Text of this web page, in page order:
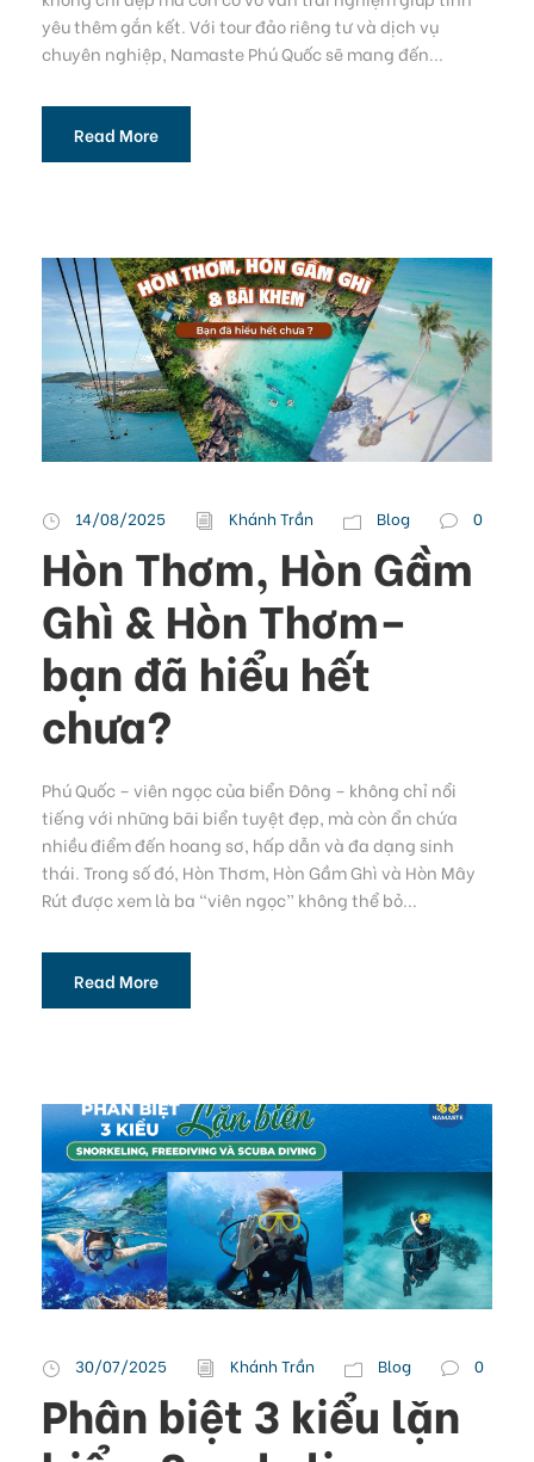
yêu thêm gắn kết. Với tour đảo riêng tư và dịch vụ
chuyên nghiệp, Namaste Phú Quốc sẽ mang đến...
Read More
14/08/2025 Khánh Trần Blog 0
Hòn Thơm, Hòn Gầm
Ghì & Hòn Thơm–
bạn đã hiểu hết
chưa?
Phú Quốc – viên ngọc của biển Đông – không chỉ nổi
tiếng với những bãi biển tuyệt đẹp, mà còn ẩn chứa
nhiều điểm đến hoang sơ, hấp dẫn và đa dạng sinh
thái. Trong số đó, Hòn Thơm, Hòn Gầm Ghì và Hòn Mây
Rút được xem là ba “viên ngọc” không thể bỏ...
Read More
30/07/2025 Khánh Trần Blog 0
Phân biệt 3 kiểu lặn